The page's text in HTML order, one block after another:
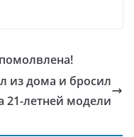
из дома и бросил
21-летней модели